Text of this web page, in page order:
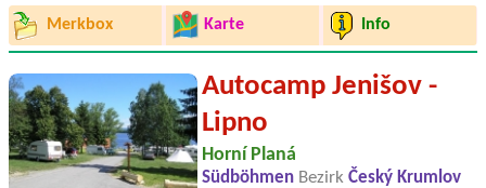
Merkbox Karte Info
Autocamp Jenišov -
Lipno
Horní Planá
Südböhmen Bezirk Český Krumlov